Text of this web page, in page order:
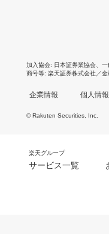
加入協会 日本証券業協会 一
商号等 楽天証券株式会社／
企業情報 個人情
© Rakuten Securities, Inc.
楽天グループ
サービス一覧